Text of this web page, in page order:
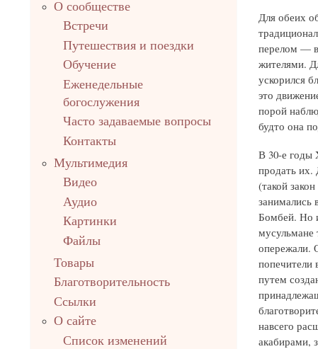
Для обеих
перелом —
жителями.
ускорился
это
порой
будто она
В 30-е годы
продать их.
(такой
занимались
Бомбей. Но
мусульмане
опережали.
попечители
путем
навсего
акабирами,
О сообществе
Встречи
Путешествия и поездки
Обучение
Еженедельные
богослужения
Часто задаваемые вопросы
Контакты
Мультимедия
Видео
Аудио
Картинки
Файлы
Товары
Благотворительность
Ссылки
О сайте
Список изменений